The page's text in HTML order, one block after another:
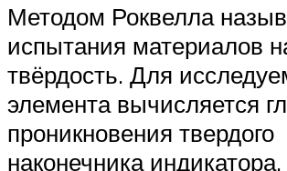
Методом Роквелла
испытания материалов
твёрдость. Для
элемента вычисляется
проникновения твердого
наконечника